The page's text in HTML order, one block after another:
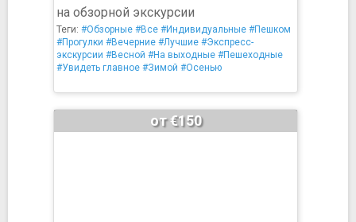
на обзорной экскурсии
Теги: #Обзорные #Все #Индивидуальные #Пешком
#Прогулки #Вечерние #Лучшие #Экспресс-
экскурсии #Весной #На выходные #Пешеходные
#Увидеть главное #Зимой #Осенью
от €150